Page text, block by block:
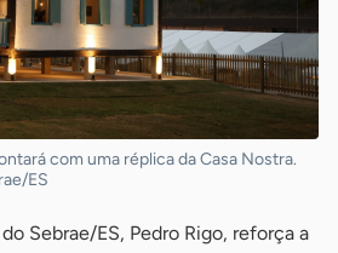
com uma réplica da Casa Nostra.
ES
Sebrae/ES, Pedro Rigo, reforça a